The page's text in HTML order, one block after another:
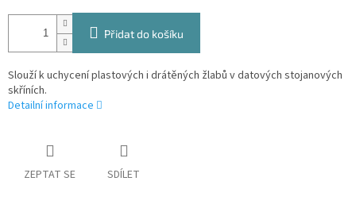
Přidat do košíku
Slouží k uchycení plastových i drátěných žlabů v datových stojanových
skříních.
Detailní informace
ZEPTAT SE SDÍLET